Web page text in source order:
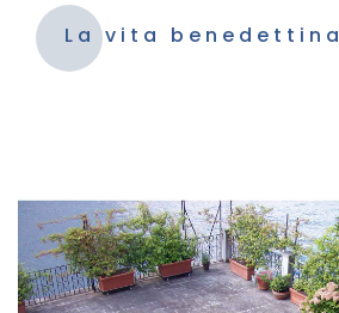
La vita benedettina